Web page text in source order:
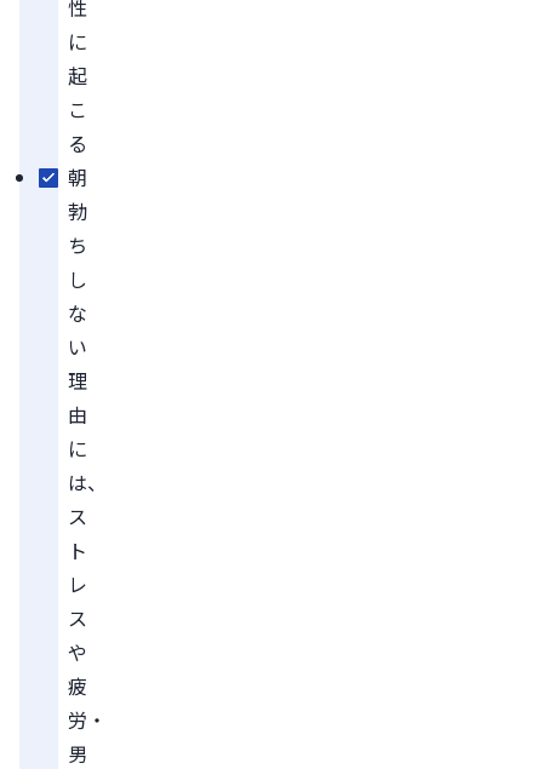
性
に
起
こ
る
朝
勃
ち
し
な
い
理
由
に
は、
ス
ト
レ
ス
や
疲
労・
男